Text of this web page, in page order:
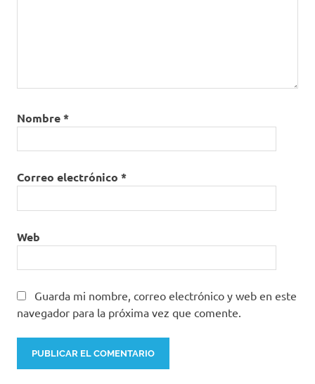
Nombre*
Correo electrónico *
Web
Guarda mi nombre, correo electrónico y web en este
navegador para la próxima vez que comente.